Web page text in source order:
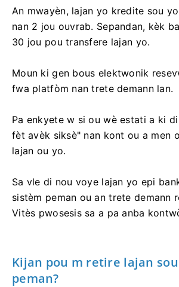
An mwayèn, lajan yo kredite sou
nan 2 jou ouvrab. Sepandan, kèk
30 jou pou transfere lajan yo.
Moun ki gen bous elektwonik
fwa platfòm nan trete demann lan.
Pa enkyete w si ou wè estati a ki
fèt avèk siksè" nan kont ou a men
lajan ou yo.
Sa vle di nou voye lajan yo epi
sistèm peman ou an trete demann
Vitès pwosesis sa a pa anba
Kijan pou m retire lajan
peman?